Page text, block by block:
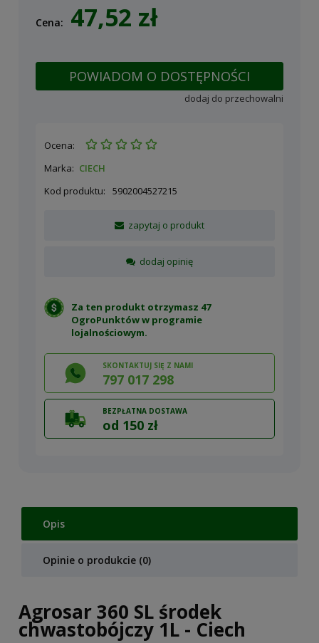
Cena: 47,52 zł
POWIADOM O DOSTĘPNOŚCI
dodaj do przechowalni
Ocena:
Marka: CIECH
Kod produktu:
5902004527215
zapytaj o produkt
dodaj opinię
Za ten produkt otrzymasz 47
OgroPunktów w programie
lojalnościowym.
SKONTAKTUJ SIĘ Z NAMI
797 017 298
BEZPŁATNA DOSTAWA
od 150 zł
Opis
Opinie o produkcie (0)
Agrosar 360 SL środek
chwastobójczy 1L - Ciech